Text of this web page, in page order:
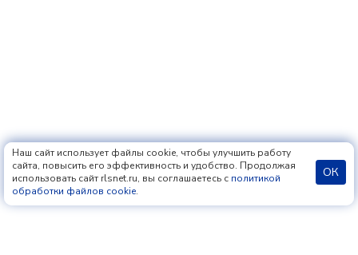
Наш сайт использует файлы cookie, чтобы улучшить работу
сайта, повысить его эффективность и удобство. Продолжая
использовать сайт rlsnet.ru, вы соглашаетесь с политикой
обработки файлов cookie.
ОК